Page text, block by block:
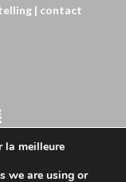
| contact
la meilleure
we are using or